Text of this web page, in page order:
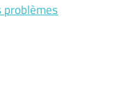
problèmes